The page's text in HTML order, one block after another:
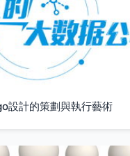
設計的策劃與執行藝術